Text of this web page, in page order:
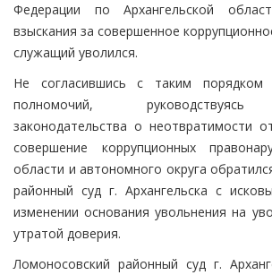
Федерации по Архангельской
взыскания за совершенное
служащий уволился.
Не согласившись с таким порядком
полномочий, руководствуясь
законодательства о неотвратимости
совершение коррупционных
области и автономного округа
районный суд г. Архангельска с
изменении основания увольнения на
утратой доверия.
Ломоносовский районный суд г.